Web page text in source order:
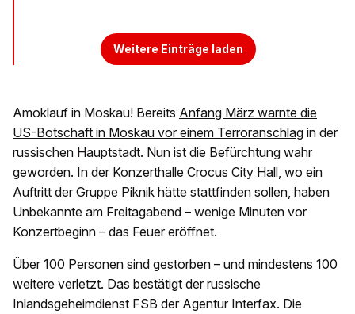
Weitere Einträge laden
Amoklauf in Moskau! Bereits Anfang März warnte die
US-Botschaft in Moskau vor einem Terroranschlag in der
russischen Hauptstadt. Nun ist die Befürchtung wahr
geworden. In der Konzerthalle Crocus City Hall, wo ein
Auftritt der Gruppe Piknik hätte stattfinden sollen, haben
Unbekannte am Freitagabend – wenige Minuten vor
Konzertbeginn – das Feuer eröffnet.
Über 100 Personen sind gestorben – und mindestens 100
weitere verletzt. Das bestätigt der russische
Inlandsgeheimdienst FSB der Agentur Interfax. Die